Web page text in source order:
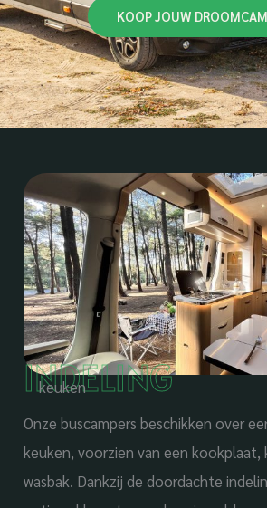
KOOP JOUW
INDELING
keuken
Onze buscampers beschikken over
keuken, voorzien van een kookplaat,
wasbak. Dankzij de doordachte